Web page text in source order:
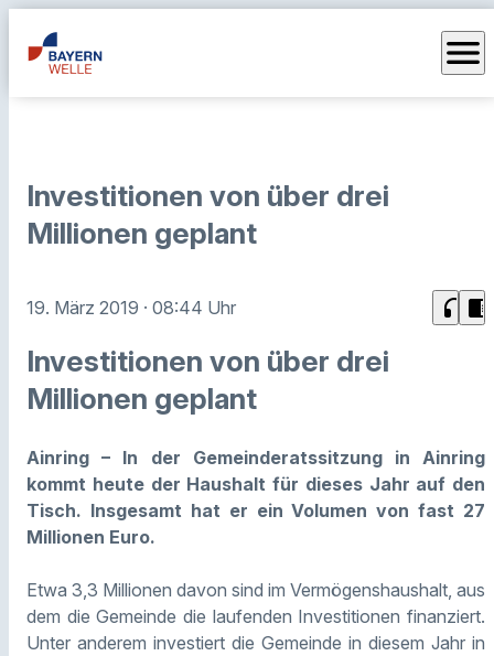
menu
Investitionen von über drei
Millionen geplant
19. März 2019 · 08:44 Uhr headphones chrome_reader_mode
Investitionen von über drei
Millionen geplant
Ainring – In der Gemeinderatssitzung in Ainring
kommt heute der Haushalt für dieses Jahr auf den
Tisch. Insgesamt hat er ein Volumen von fast 27
Millionen Euro.
Etwa 3,3 Millionen davon sind im Vermögenshaushalt, aus
dem die Gemeinde die laufenden Investitionen finanziert.
Unter anderem investiert die Gemeinde in diesem Jahr in